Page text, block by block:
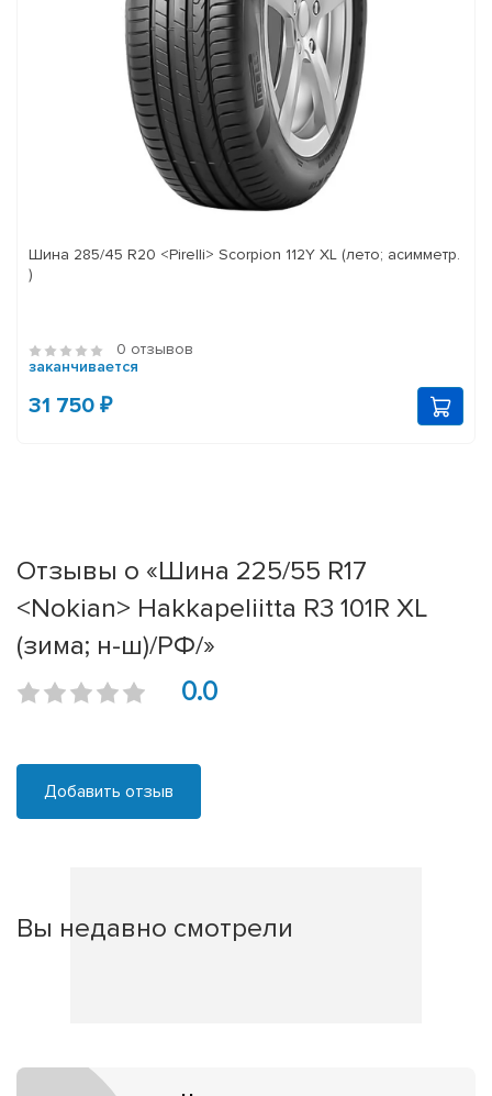
Шина 285/45 R20 <Pirelli> Scorpion 112Y XL (лето; асимметр.
)
0 отзывов
заканчивается
31 750 ₽
Отзывы о «Шина 225/55 R17
<Nokian> Hakkapeliitta R3 101R XL
(зима; н-ш)/РФ/»
0.0
Добавить отзыв
Вы недавно смотрели